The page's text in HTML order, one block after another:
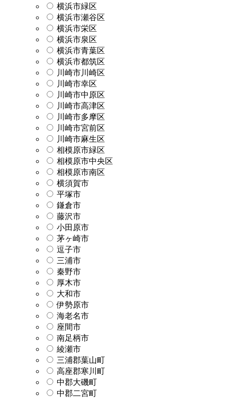
横浜市緑区
横浜市瀬谷区
横浜市栄区
横浜市泉区
横浜市青葉区
横浜市都筑区
川崎市川崎区
川崎市幸区
川崎市中原区
川崎市高津区
川崎市多摩区
川崎市宮前区
川崎市麻生区
相模原市緑区
相模原市中央区
相模原市南区
横須賀市
平塚市
鎌倉市
藤沢市
小田原市
茅ヶ崎市
逗子市
三浦市
秦野市
厚木市
大和市
伊勢原市
海老名市
座間市
南足柄市
綾瀬市
三浦郡葉山町
高座郡寒川町
中郡大磯町
中郡二宮町